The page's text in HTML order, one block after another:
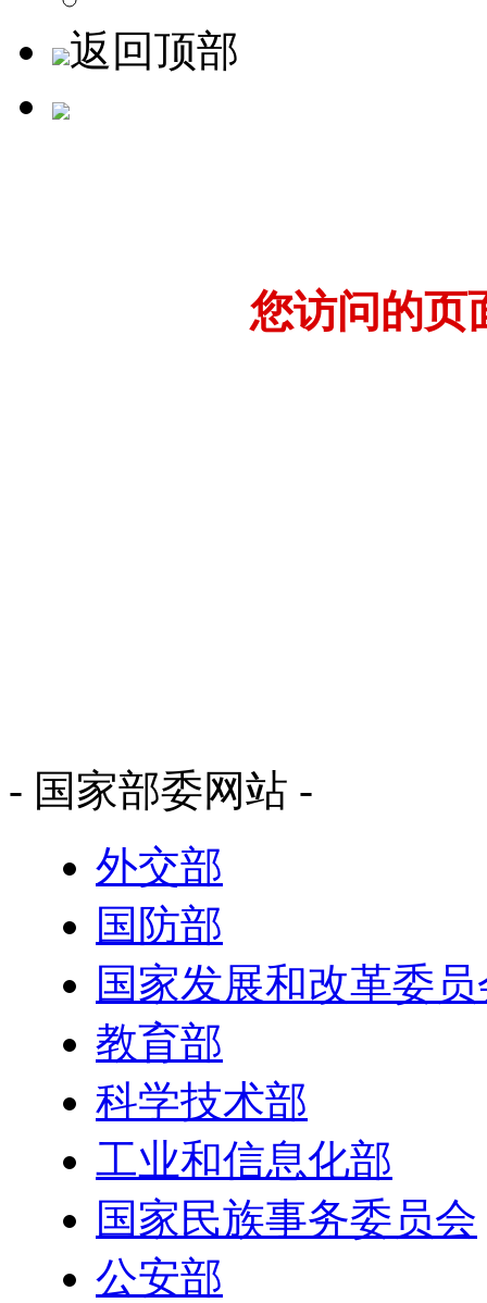
返回顶部
您访问的页
- 国家部委网站 -
外交部
国防部
国家发展和改革委
教育部
科学技术部
工业和信息化部
国家民族事务委员会
公安部